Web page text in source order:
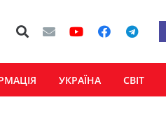
УКРАЇНА СВІТ